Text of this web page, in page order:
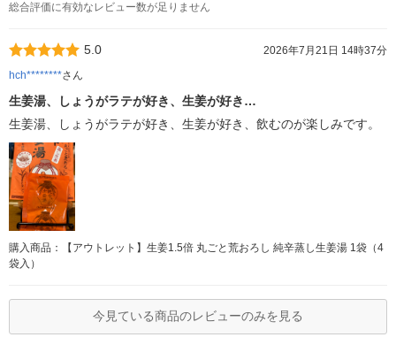
総合評価に有効なレビュー数が足りません
5.0
2026年7月21日 14時37分
hch********さん
生姜湯、しょうがラテが好き、生姜が好き…
生姜湯、しょうがラテが好き、生姜が好き、飲むのが楽しみです。
購入商品：【アウトレット】生姜1.5倍 丸ごと荒おろし 純辛蒸し生姜湯 1袋（4
袋入）
今見ている商品のレビューのみを見る